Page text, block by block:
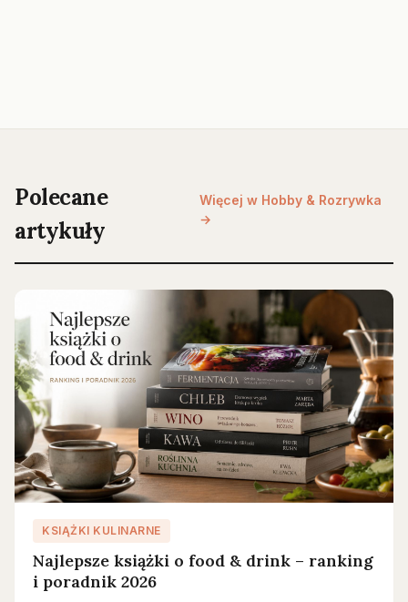
Polecane
artykuły
Więcej w Hobby & Rozrywka
→
KSIĄŻKI KULINARNE
Najlepsze książki o food & drink – ranking
i poradnik 2026